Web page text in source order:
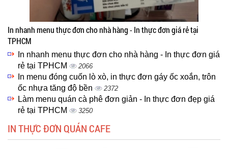
In nhanh menu thực đơn cho nhà hàng - In thực đơn giá rẻ tại
TPHCM
In nhanh menu thực đơn cho nhà hàng - In thực đơn giá
rẻ tại TPHCM
2066
In menu đóng cuốn lò xò, in thực đơn gáy ốc xoắn, trôn
ốc nhựa tăng độ bền
2372
Làm menu quán cà phê đơn giản - In thực đơn đẹp giá
rẻ tại TPHCM
3250
IN THỰC ĐƠN QUÁN CAFE